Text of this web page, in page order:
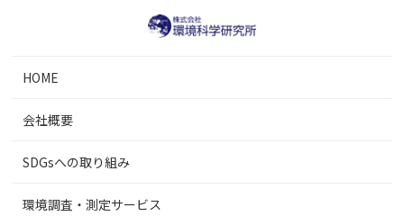
HOME
会社概要
SDGsへの取り組み
環境調査・測定サービス